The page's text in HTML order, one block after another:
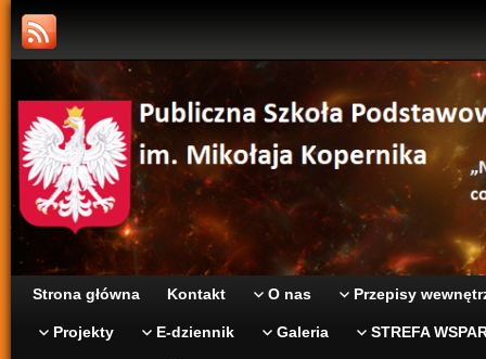
Strona główna Kontakt O nas Przepisy
Projekty E-dziennik Galeria STREFA